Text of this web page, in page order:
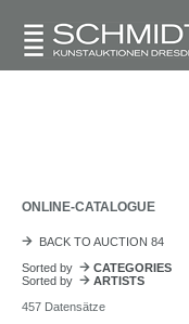
ONLINE-CATALOGUE
BACK TO AUCTION 84
Sorted by
CATEGORIES
Sorted by
ARTISTS
457 Datensätze